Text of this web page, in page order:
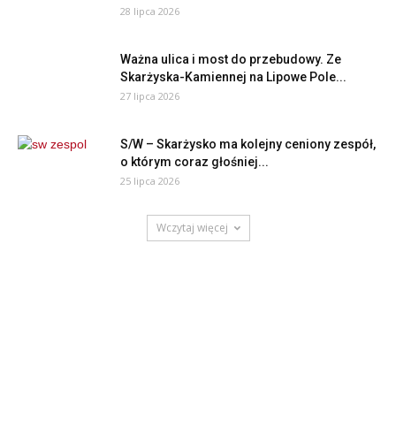
28 lipca 2026
Ważna ulica i most do przebudowy. Ze
Skarżyska-Kamiennej na Lipowe Pole...
27 lipca 2026
S/W – Skarżysko ma kolejny ceniony zespół,
o którym coraz głośniej...
25 lipca 2026
Wczytaj więcej